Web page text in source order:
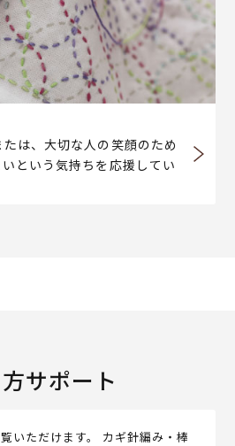
は、大切な人の笑顔のため
という気持ちを応援してい
サポート
いただけます。 カギ針編み・棒